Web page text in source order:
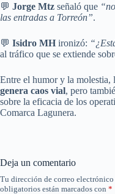
💬 Jorge Mtz señaló que
las entradas a Torreón”.
💬 Isidro MH ironizó:
al tráfico que se extiende
Entre el humor y la molestia,
genera caos vial, pero
sobre la eficacia de los
Comarca Lagunera.
Deja un comentario
Tu dirección de correo electrónico
obligatorios están marcados con *